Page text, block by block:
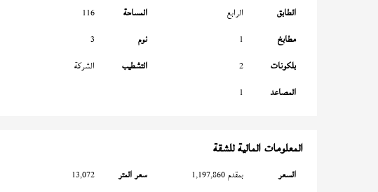
الطابق
الرابع المساحة 116
مطابخ
1 نوم 3
بلكونات
2 التشطيب الشركة
المصاعد
1
المعلومات المالية للشقة
السعر بمقدم 1,197,860 سعر المتر 13,072